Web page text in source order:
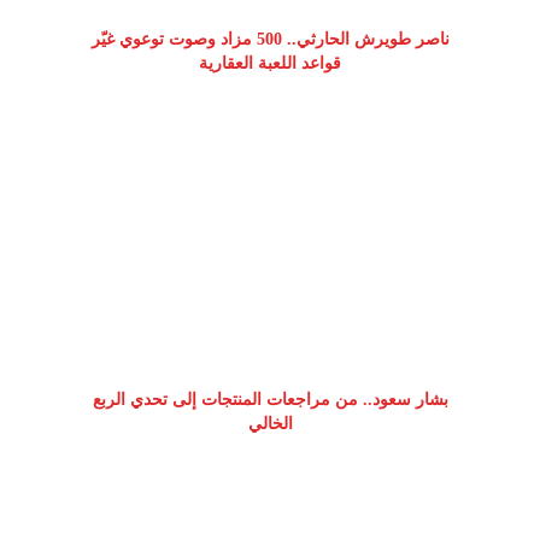
ناصر طويرش الحارثي.. 500 مزاد وصوت توعوي غيّر
قواعد اللعبة العقارية
بشار سعود.. من مراجعات المنتجات إلى تحدي الربع
الخالي